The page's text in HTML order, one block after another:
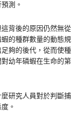
測。
背後的原因仍然無從
的種群數量的動態規
夠的後代，從而使種
幼年磷蝦在生命的第
研究人員對於判斷捕
。